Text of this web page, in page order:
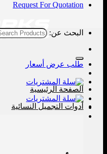
Request For Quotation
طلب عرض أسعار
البحث عن:
الصفحة الرئيسية
أدوات التجميل النسائية